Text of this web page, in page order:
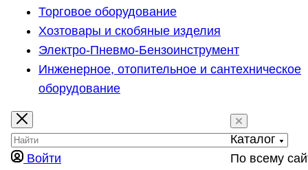
Торговое оборудование
Хозтовары и скобяные изделия
Электро-Пневмо-Бензоинструмент
Инженерное, отопительное и сантехническое
оборудование
Каталог
По всему
Войти